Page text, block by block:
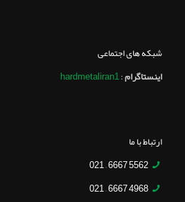
شبکه های اجتماعی
اینستاگرام:
hardmetaliran1
ارتباط با ما
5562 6667 – 021
4968 6667 – 021